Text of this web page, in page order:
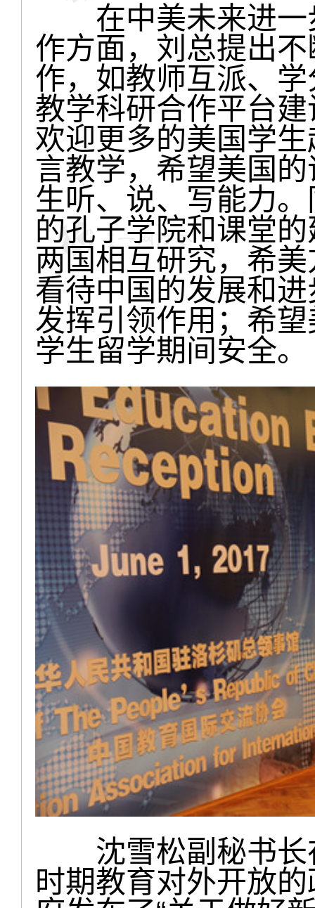
在中美未来进一
作方面，刘总提出
作，如教师互派、
教学科研合作平台
欢迎更多的美国学
言教学，希望美国
生听、说、写能力
的孔子学院和课堂
两国相互研究，希
看待中国的发展和
发挥引领作用；希
学生留学期间安全。
沈雪松副秘书长
时期教育对外开放